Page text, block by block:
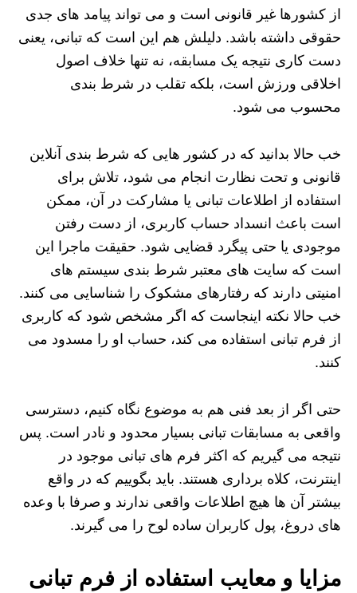
از کشورها غیر قانونی است و می تواند پیامد های جدی
حقوقی داشته باشد. دلیلش هم این است که تبانی، یعنی
دست کاری نتیجه یک مسابقه، نه تنها خلاف اصول
اخلاقی ورزش است، بلکه تقلب در شرط بندی
محسوب می شود.
خب حالا بدانید که در کشور هایی که شرط بندی آنلاین
قانونی و تحت نظارت انجام می شود، تلاش برای
استفاده از اطلاعات تبانی یا مشارکت در آن، ممکن
است باعث انسداد حساب کاربری، از دست رفتن
موجودی یا حتی پیگرد قضایی شود. حقیقت ماجرا این
است که سایت های معتبر شرط بندی سیستم های
امنیتی دارند که رفتارهای مشکوک را شناسایی می کنند.
خب حالا نکته اینجاست که اگر مشخص شود که کاربری
از فرم تبانی استفاده می کند، حساب او را مسدود می
کنند.
حتی اگر از بعد فنی هم به موضوع نگاه کنیم، دسترسی
واقعی به مسابقات تبانی بسیار محدود و نادر است. پس
نتیجه می گیریم که اکثر فرم های تبانی موجود در
اینترنت، کلاه برداری هستند. باید بگوییم که در واقع
بیشتر آن ها هیچ اطلاعات واقعی ندارند و صرفا با وعده
های دروغ، پول کاربران ساده لوح را می گیرند.
مزایا و معایب استفاده از فرم تبانی